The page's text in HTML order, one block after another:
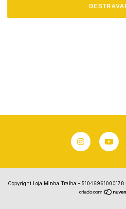
Copyright Loja Minha Tralha - 51046961000178